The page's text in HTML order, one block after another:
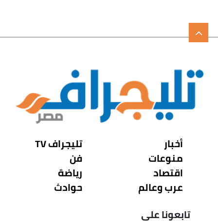
أخبار
منوعات
اقتصاد
عرب وعالم
تليجراف TV
فن
رياضة
حوادث
تابعونا على